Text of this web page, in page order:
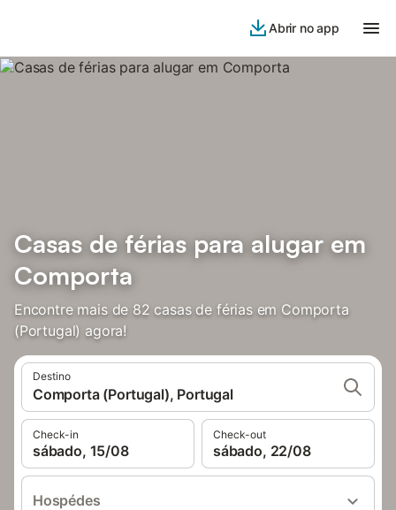
Abrir no app
Casas de férias para alugar em
Comporta
Encontre mais de 82 casas de férias em Comporta
(Portugal) agora!
Destino
Comporta (Portugal), Portugal
Check-in
sábado, 15/08
Check-out
sábado, 22/08
Hospédes